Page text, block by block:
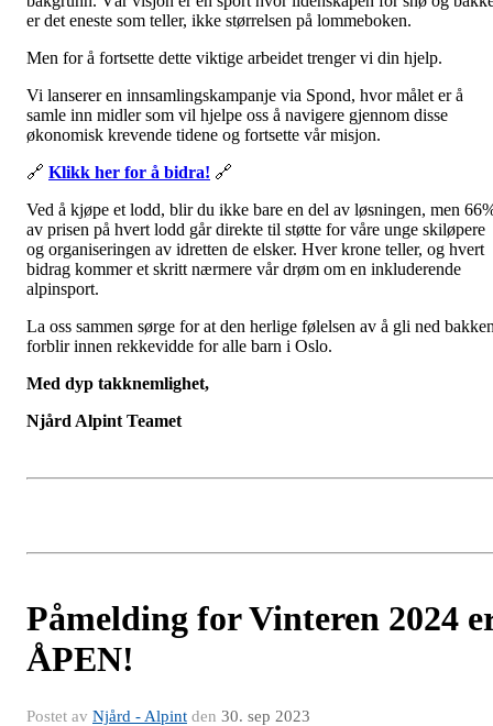
er det eneste som teller, ikke størrelsen på lommeboken.
Men for å fortsette dette viktige arbeidet trenger vi din hjelp.
Vi lanserer en innsamlingskampanje via Spond, hvor målet er å
samle inn midler som vil hjelpe oss å navigere gjennom disse
økonomisk krevende tidene og fortsette vår misjon.
🔗 Klikk her for å bidra! 🔗
Ved å kjøpe et lodd, blir du ikke bare en del av løsningen, men
av prisen på hvert lodd går direkte til støtte for våre unge skiløpere
og organiseringen av idretten de elsker. Hver krone teller, og hvert
bidrag kommer et skritt nærmere vår drøm om en inkluderende
alpinsport.
La oss sammen sørge for at den herlige følelsen av å gli ned
forblir innen rekkevidde for alle barn i Oslo.
Med dyp takknemlighet,
Njård Alpint Teamet
Påmelding for Vinteren 2024
ÅPEN!
Postet av Njård - Alpint den 30. sep 2023